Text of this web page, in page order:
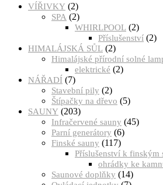
VÍŘIVKY (2)
SPA (2)
WHIRLPOOL (2)
Příslušenství (2)
HIMALÁJSKÁ SŮL (2)
Himalájské přírodní solné
elektrické (2)
NÁŘADÍ (7)
Stavební pily (2)
Štípačky na dřevo (5)
SAUNY (203)
Infračervené sauny (45)
Parní generátory (6)
Finské sauny (117)
Příslušenství k finským
ohrádky ke
Saunové doplňky (14)